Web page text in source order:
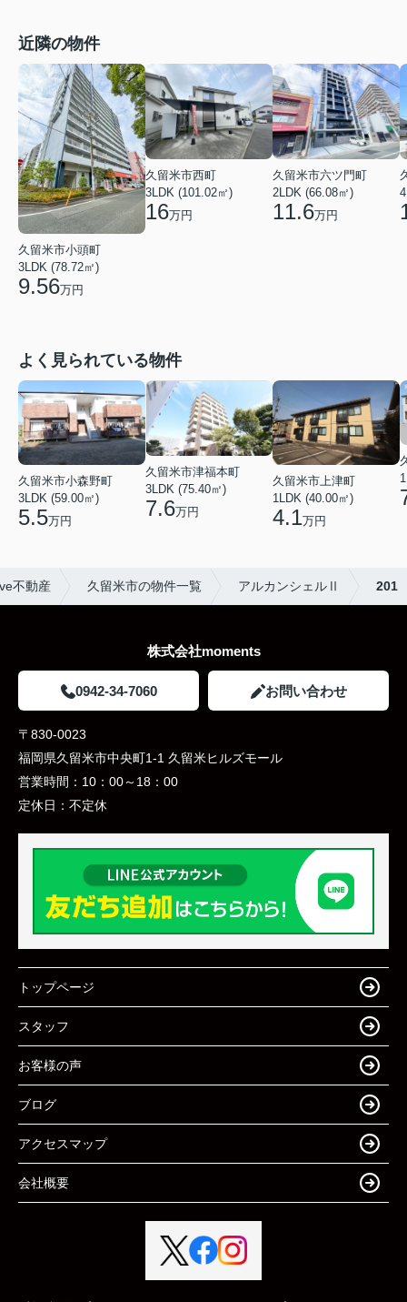
近隣の物件
久留米市小頭町
3LDK (78.72㎡)
9.56万円
久留米市西町
3LDK (101.02㎡)
16万円
久留米市六ツ門町
2LDK (66.08㎡)
11.6万円
よく見られている物件
久留米市小森野町
3LDK (59.00㎡)
5.5万円
久留米市津福本町
3LDK (75.40㎡)
7.6万円
久留米市上津町
1LDK (40.00㎡)
4.1万円
不動産 久留米市の物件一覧 アルカンシェルⅡ 201
株式会社moments
0942-34-7060 お問い合わせ
〒830-0023
福岡県久留米市中央町1-1 久留米ヒルズモール
営業時間： 10：00～18：00
定休日： 不定休
トップページ
スタッフ
お客様の声
ブログ
アクセスマップ
会社概要